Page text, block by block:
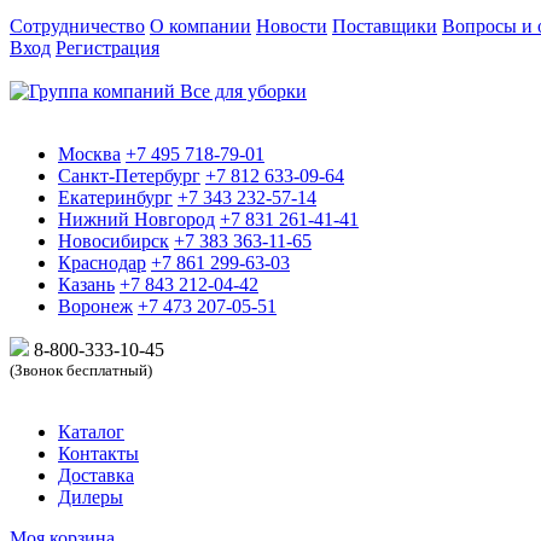
Сотрудничество О компании Новости Поставщики Вопросы и
Вход Регистрация
Москва +7 495 718-79-01
Санкт-Петербург +7 812 633-09-64
Екатеринбург +7 343 232-57-14
Нижний Новгород +7 831 261-41-41
Новосибирск +7 383 363-11-65
Краснодар +7 861 299-63-03
Казань +7 843 212-04-42
Воронеж +7 473 207-05-51
8-800-333-10-45
(Звонок бесплатный)
Каталог
Контакты
Доставка
Дилеры